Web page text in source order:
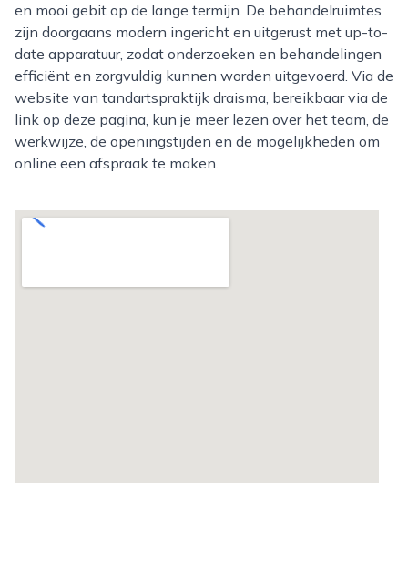
en mooi gebit op de lange termijn. De behandelruimtes
zijn doorgaans modern ingericht en uitgerust met up-to-
date apparatuur, zodat onderzoeken en behandelingen
efficiënt en zorgvuldig kunnen worden uitgevoerd. Via de
website van tandartspraktijk draisma, bereikbaar via de
link op deze pagina, kun je meer lezen over het team, de
werkwijze, de openingstijden en de mogelijkheden om
online een afspraak te maken.